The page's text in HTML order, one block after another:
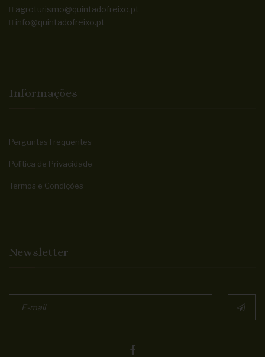
agroturismo@quintadofreixo.pt
info@quintadofreixo.pt
Informações
Perguntas Frequentes
Política de Privacidade
Termos e Condições
Newsletter